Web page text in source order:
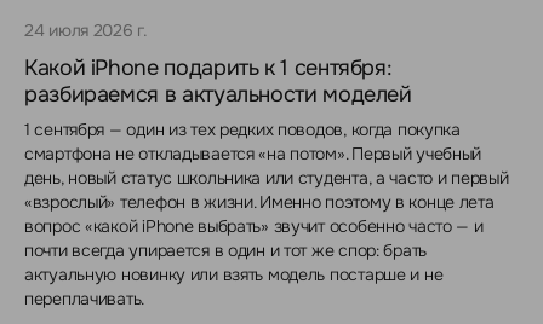
24 июля 2026 г.
Какой iPhone подарить к 1 сентября:
разбираемся в актуальности моделей
1 сентября — один из тех редких поводов, когда покупка
смартфона не откладывается «на потом». Первый учебный
день, новый статус школьника или студента, а часто и первый
«взрослый» телефон в жизни. Именно поэтому в конце лета
вопрос «какой iPhone выбрать» звучит особенно часто — и
почти всегда упирается в один и тот же спор: брать
актуальную новинку или взять модель постарше и не
переплачивать.